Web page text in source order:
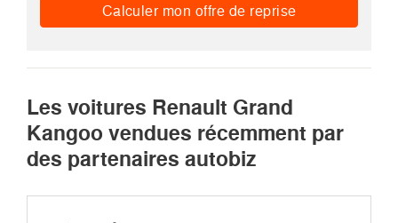
Calculer mon offre de reprise
Les voitures Renault Grand
Kangoo vendues récemment par
des partenaires autobiz